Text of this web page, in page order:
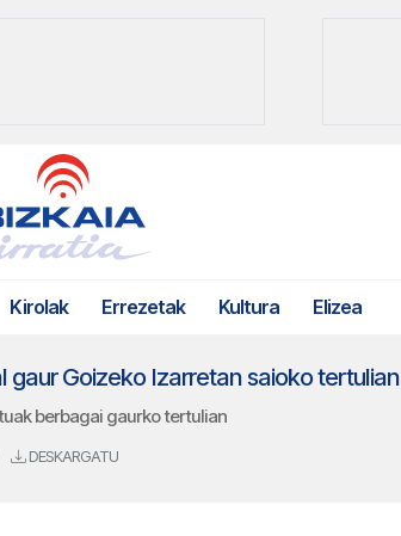
Kirolak Errezetak Kultura Elizea
Goizeko Izarretan saioko tertulian
berbagai gaurko tertulian
DESKARGATU